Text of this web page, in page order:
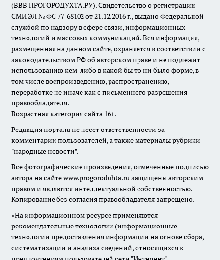
(ВВВ.ПРОГОРОДУХТА.РУ). Свидетельство о регистрации
СМИ ЭЛ № ФС 77-68102 от 21.12.2016 г., выдано Федеральной
службой по надзору в сфере связи, информационных
технологий и массовых коммуникаций. Вся информация,
размещенная на данном сайте, охраняется в соответствии с
законодательством РФ об авторском праве и не подлежит
использованию кем-либо в какой бы то ни было форме, в
том числе воспроизведению, распространению,
переработке не иначе как с письменного разрешения
правообладателя.
Возрастная категория сайта 16+.
Редакция портала не несет ответственности за
комментарии пользователей, а также материалы рубрики
"народные новости".
Все фотографические произведения, отмеченные подписью
автора на сайте www.progoroduhta.ru защищены авторским
правом и являются интеллектуальной собственностью.
Копирование без согласия правообладателя запрещено.
«На информационном ресурсе применяются
рекомендательные технологии (информационные
технологии предоставления информации на основе сбора,
систематизации и анализа сведений, относящихся к